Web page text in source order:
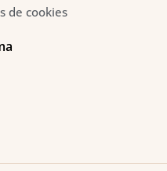
de cookies